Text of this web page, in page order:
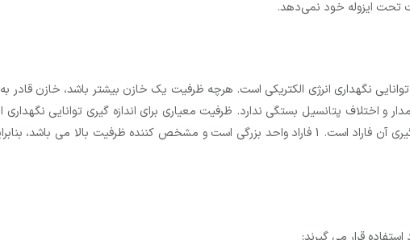
تحت ایزوله خود نمی‌دهد.
توانایی نگهداری انرژی الکتریکی است. هرچه ظرفیت یک خازن بیشتر باشد، خازن
و اختلاف پتانسیل بستگی ندارد. ظرفیت معیاری برای اندازه گیری توانایی
الكتریكی بیشتری است و واحد اندازه گیری آن فاراد است. 1 فاراد واحد بزرگی است و مشخص